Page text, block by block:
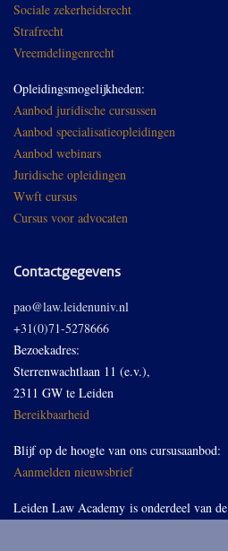
Sociale zekerheidsrecht
Strafrecht
Vreemdelingenrecht
Opleidingsmogelijkheden:
Aanbod juridische cursussen
Aanbod specialisatieopleidingen
Aanbod webinars
Juridische opleidingen
Wwft cursus
Cursus voor advocaten
Contactgegevens
pao@law.leidenuniv.nl
+31(0)71-5278666
Bezoekadres:
Sterrenwachtlaan 11 (e.v.),
2311 GW te Leiden
Bereikbaarheid
Blijf op de hoogte van ons cursusaanbod:
Aanmelden nieuwsbrief
Leiden Law Academy is onderdeel van de